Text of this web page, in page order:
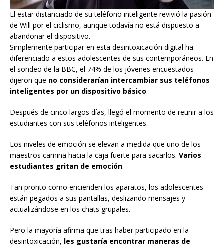
El estar distanciado de su teléfono inteligente revivió la pasión
de Will por el ciclismo, aunque todavía no está dispuesto a
abandonar el dispositivo.
Simplemente participar en esta desintoxicación digital ha
diferenciado a estos adolescentes de sus contemporáneos. En
el sondeo de la BBC, el 74% de los jóvenes encuestados
dijeron que no considerarían intercambiar sus teléfonos
inteligentes por un dispositivo básico.
Después de cinco largos días, llegó el momento de reunir a los
estudiantes con sus teléfonos inteligentes.
Los niveles de emoción se elevan a medida que uno de los
maestros camina hacia la caja fuerte para sacarlos. Varios
estudiantes gritan de emoción.
Tan pronto como encienden los aparatos, los adolescentes
están pegados a sus pantallas, deslizando mensajes y
actualizándose en los chats grupales.
Pero la mayoría afirma que tras haber participado en la
desintoxicación, les gustaría encontrar maneras de